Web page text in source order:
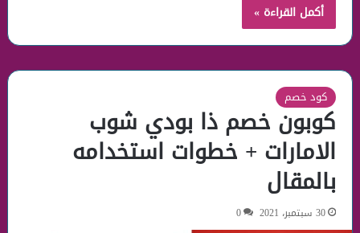
أكمل القراءة »
كود خصم
كوبون خصم ذا بودي شوب
الامارات + خطوات استخدامه
بالمقال
30 سبتمبر، 2021 0